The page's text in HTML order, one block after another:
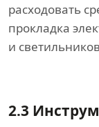
расходовать
прокладка
и
2.3